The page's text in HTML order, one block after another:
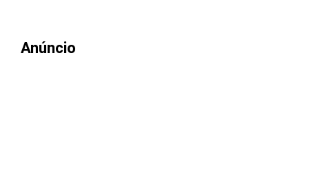
Anúncio